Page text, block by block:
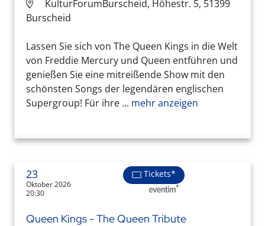
KulturForumBurscheid, Höhestr. 5, 51399
Burscheid
Lassen Sie sich von The Queen Kings in die Welt
von Freddie Mercury und Queen entführen und
genießen Sie eine mitreißende Show mit den
schönsten Songs der legendären englischen
Supergroup! Für ihre ... mehr anzeigen
23
Oktober 2026
20:30
Tickets*
Queen Kings - The Queen Tribute